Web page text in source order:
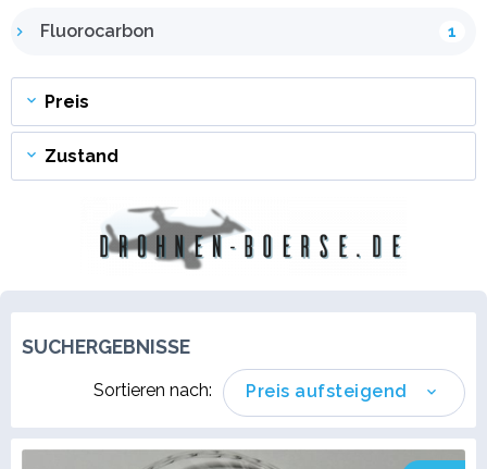
Fluorocarbon 1
Preis
Zustand
SUCHERGEBNISSE
Preis aufsteigend
Sortieren nach: